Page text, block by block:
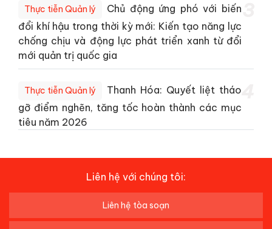
Thực tiễn Quản lý
Chủ động ứng phó với biến
đổi khí hậu trong thời kỳ mới: Kiến tạo năng lực
chống chịu và động lực phát triển xanh từ đổi
mới quản trị quốc gia
Thực tiễn Quản lý
Thanh Hóa: Quyết liệt tháo
gỡ điểm nghẽn, tăng tốc hoàn thành các mục
tiêu năm 2026
Liên hệ với chúng tôi:
Liên hệ tòa soạn